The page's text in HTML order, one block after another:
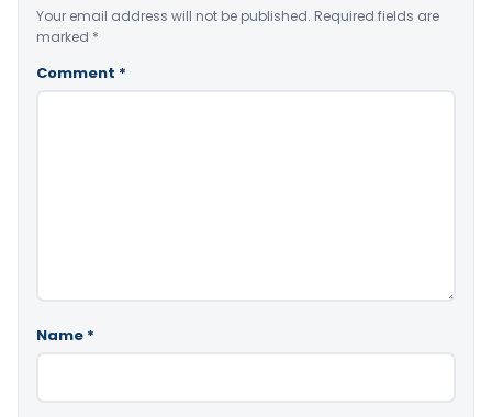
Your email address will not be published. Required fields are
marked *
Comment *
Name *